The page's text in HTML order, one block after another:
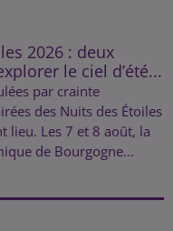
2026 : deux
le ciel d’été...
par crainte
des Nuits des Étoiles
lieu. Les 7 et 8 août, la
de Bourgogne...